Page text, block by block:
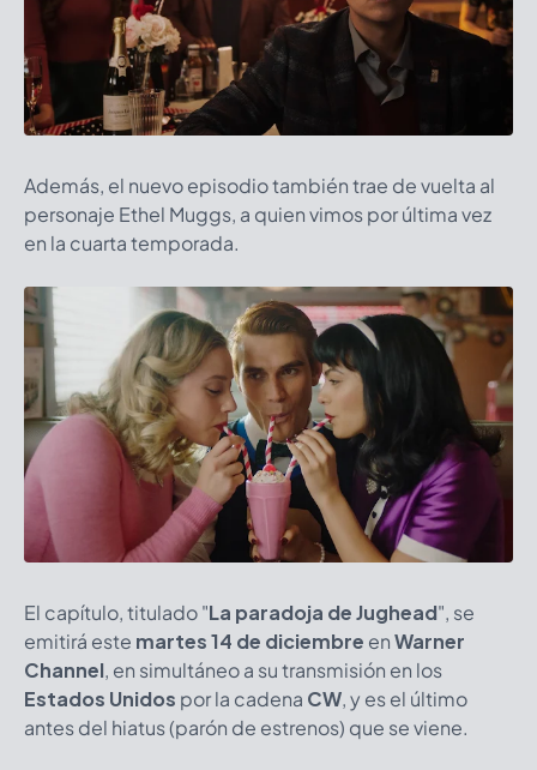
Además, el nuevo episodio también trae de vuelta al
personaje Ethel Muggs, a quien vimos por última vez
en la cuarta temporada.
El capítulo, titulado "La paradoja de Jughead", se
emitirá este martes 14 de diciembre enWarner
Channel, en simultáneo a su transmisión en los
Estados Unidos por la cadena CW, y es el último
antes del hiatus (parón de estrenos) que se viene.